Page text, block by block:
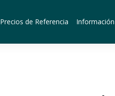
Precios de Referencia